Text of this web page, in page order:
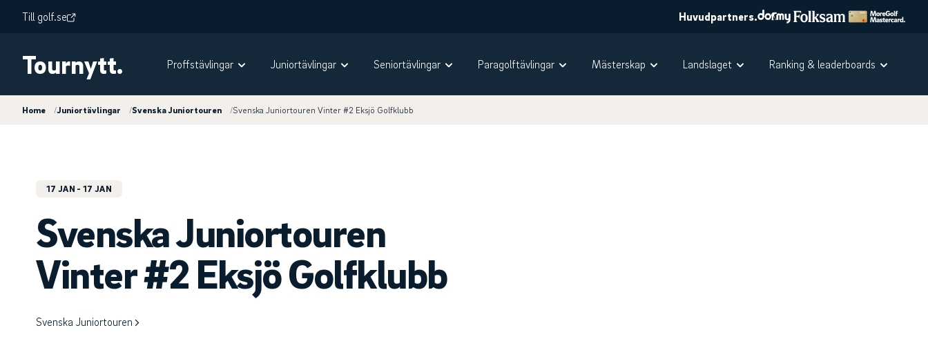
Till golf.se Huvudpartners.
Tournytt. Proffstävlingar Juniortävlingar Seniortävlingar Paragolftävlingar Mästerskap Landslaget Ranking & leaderboards
Home /Juniortävlingar /Svenska Juniortouren /Svenska Juniortouren Vinter #2 Eksjö Golfklubb
17 JAN - 17 JAN
Svenska Juniortouren
Vinter #2 Eksjö Golfklubb
Svenska Juniortouren